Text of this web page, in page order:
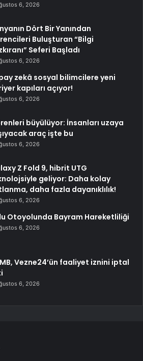
6, 2026
Dört Bir Yanından
Buluşturan “Bilgi
Seferi Başladı
6, 2026
zekâ sosyal bilimcilere yeni
kapıları açıyor!
6, 2026
büyülüyor: İnsanları uzaya
araç işte bu
6, 2026
Z Fold 9, hibrit UTG
geliyor: Daha kolay
daha fazla dayanıklılık!
6, 2026
Otoyolunda Bayram Hareketliliği
6, 2026
Vezne24’ün faaliyet iznini iptal
6, 2026